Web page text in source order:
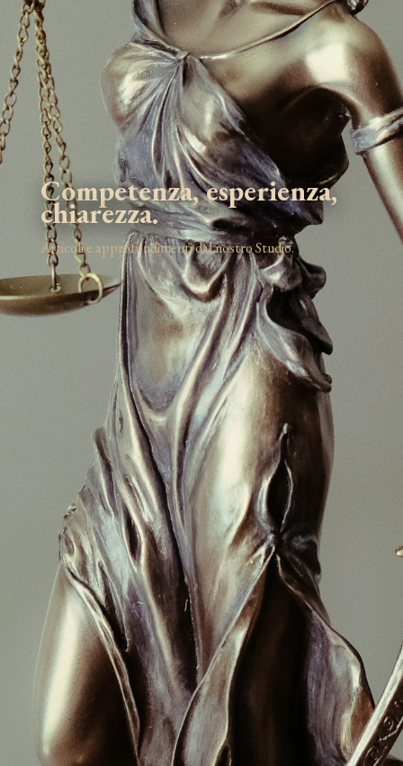
Competenza, esperienza,
chiarezza.
Articoli e approfondimenti dal nostro Studio.